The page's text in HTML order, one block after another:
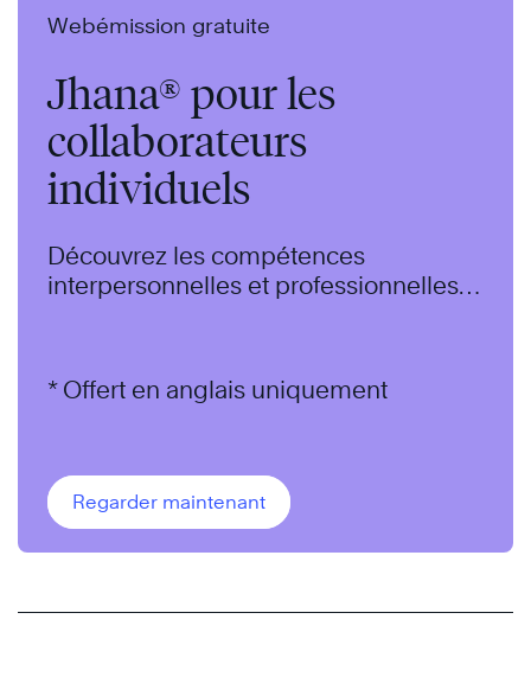
Webémission gratuite
Jhana® pour les
collaborateurs
individuels
Découvrez les compétences
interpersonnelles et professionnelles
* Offert en anglais uniquement
Regarder maintenant